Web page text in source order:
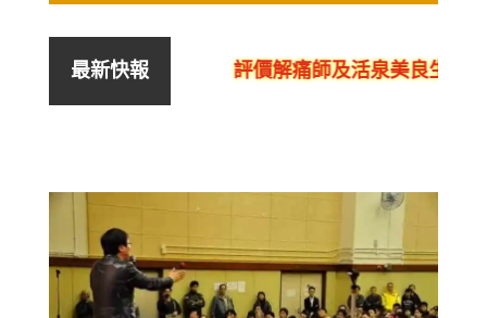
最新快報 評價解痛師及活泉美良生館